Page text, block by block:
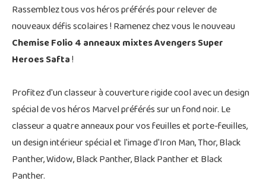
Rassemblez tous vos héros préférés pour relever de
nouveaux défis scolaires ! Ramenez chez vous le nouveau
Chemise Folio 4 anneaux mixtes Avengers Super
Heroes Safta!
Profitez d'un classeur à couverture rigide cool avec un design
spécial de vos héros Marvel préférés sur un fond noir. Le
classeur a quatre anneaux pour vos feuilles et porte-feuilles,
un design intérieur spécial et l'image d'Iron Man, Thor, Black
Panther, Widow, Black Panther, Black Panther et Black
Panther.